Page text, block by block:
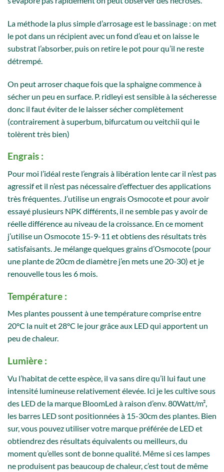
La méthode la plus simple d’arrosage est le bassinage : on met
le pot dans un récipient avec un fond d’eau et on laisse le
substrat l’absorber, puis on retire le pot pour qu’il ne reste
détrempé.
On peut arroser chaque fois que la sphaigne commence à
sécher un peu en surface. P. ridleyi est sensible à la sécheresse
donc il faut éviter de le laisser sécher complètement
(contrairement à superbum, bifurcatum ou veitchii qui le
tolèrent très bien)
Engrais :
Pour moi l’idéal reste l’engrais à libération lente car il n’est pas
agressif et il n’est pas nécessaire d’effectuer des applications
très fréquentes. J’utilise un engrais Osmocote et pour avoir
essayé plusieurs NPK différents, il ne semble pas y avoir de
réelle différence au niveau de la croissance. En ce moment
j’utilise un Osmocote 15-9-11 et obtiens des résultats très
satisfaisants. Je mélange quelques grains d’Osmocote (pour
une plante de 20cm de diamètre j’en mets une 20-30) et je
renouvelle tous les 6 mois.
Température :
Mes plantes poussent à une température comprise entre
20°C la nuit et 28°C le jour grâce aux LED qui apportent un
peu de chaleur.
Lumière :
Vu l’habitat de cette espèce, il va sans dire qu’il lui faut une
intensité lumineuse relativement élevée. Ici je les cultive sous
des LED de la marque BloomLed à raison d’env. 80Watt/m²,
les barres LED sont positionnées à 15-30cm des plantes. Bien
sur, vous pouvez utiliser votre marque préférée de LED et
obtiendrez des résultats équivalents ou meilleurs, du
moment qu’elles sont de bonne qualité. Même si ces lampes
ne produisent pas beaucoup de chaleur, c’est tout de même